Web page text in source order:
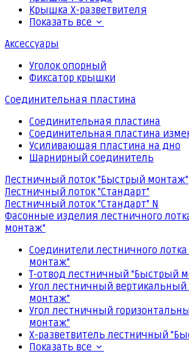
Крышка Х-разветвителя
Показать все
Аксессуары
Уголок опорный
Фиксатор крышки
Соединительная пластина
Соединительная пластина
Соединительная пластина
Усиливающая пластина на дно
Шарнирный соединитель
Лестничный лоток "Быстрый монтаж"
Лестничный лоток "Стандарт"
Лестничный лоток "Стандарт" N
Фасонные изделия лестничного
монтаж"
Соединители лестничного
монтаж"
Т-отвод лестничный "Быстрый
Угол лестничный
монтаж"
Угол лестничный
монтаж"
Х-разветвитель лестничный
Показать все